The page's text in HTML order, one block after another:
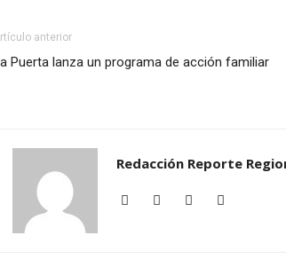
anterior
Puerta lanza un programa de acción familiar
Redacción Reporte